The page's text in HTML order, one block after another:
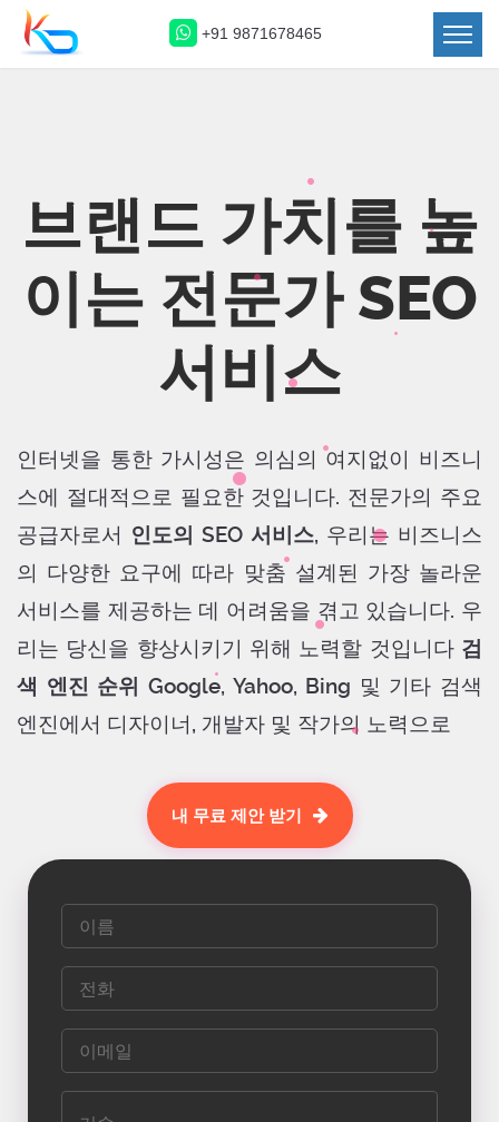
+91 9871678465
브랜드 가치를 높
이는 전문가 SEO
서비스
인터넷을 통한 가시성은 의심의 여지없이 비즈니
스에 절대적으로 필요한 것입니다. 전문가의 주요
공급자로서 인도의 SEO 서비스, 우리는 비즈니스
의 다양한 요구에 따라 맞춤 설계된 가장 놀라운
서비스를 제공하는 데 어려움을 겪고 있습니다. 우
리는 당신을 향상시키기 위해 노력할 것입니다 검
색 엔진 순위 Google, Yahoo, Bing 및 기타 검색
엔진에서 디자이너, 개발자 및 작가의 노력으로
내 무료 제안 받기